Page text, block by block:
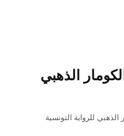
الذهبي
للدورة 29 لجوائز الكومار الذهبي للرواية التونسية